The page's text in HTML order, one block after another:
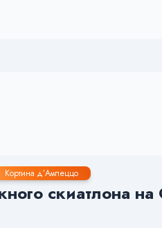
Кортина д’Ампеццо
скиатлона